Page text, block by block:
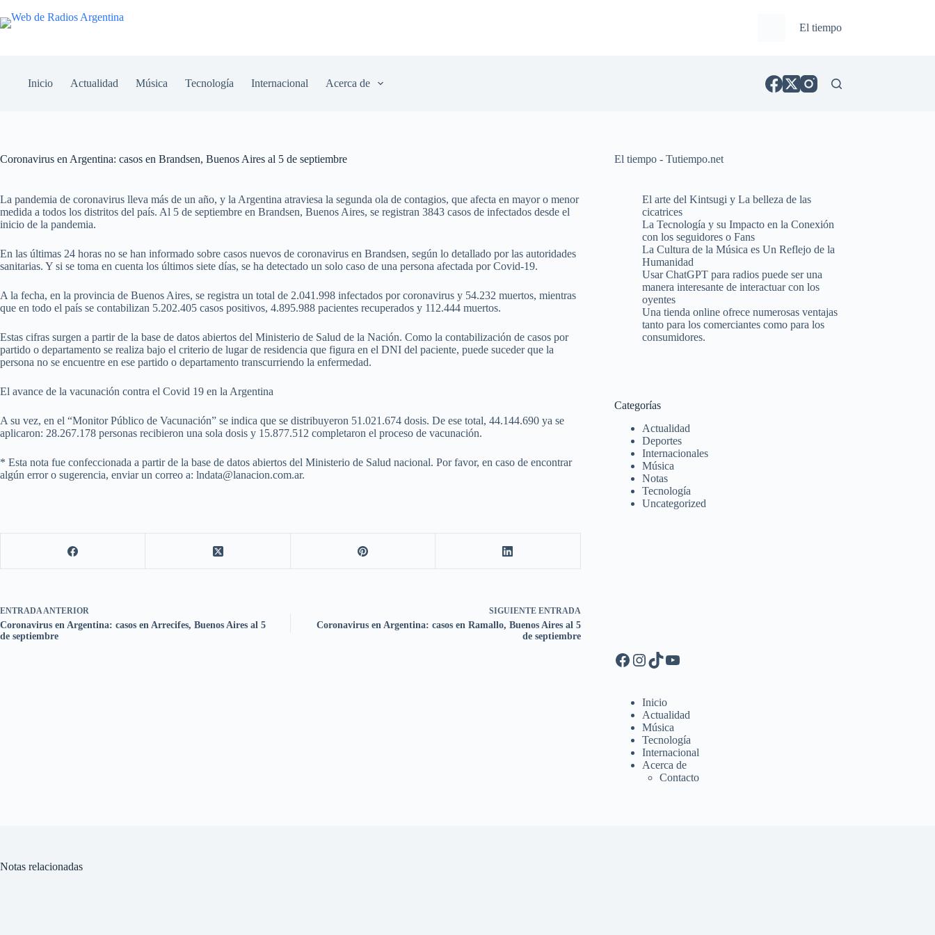
El tiempo
Inicio Actualidad Música Tecnología Internacional Acerca de
Coronavirus en Argentina: casos en Brandsen, Buenos Aires al 5 de septiembre
La pandemia de coronavirus lleva más de un año, y la Argentina atraviesa la segunda ola de contagios, que afecta en mayor o menor
medida a todos los distritos del país. Al 5 de septiembre en Brandsen, Buenos Aires, se registran 3843 casos de infectados desde el
inicio de la pandemia.
En las últimas 24 horas no se han informado sobre casos nuevos de coronavirus en Brandsen, según lo detallado por las autoridades
sanitarias. Y si se toma en cuenta los últimos siete días, se ha detectado un solo caso de una persona afectada por Covid-19.
A la fecha, en la provincia de Buenos Aires, se registra un total de 2.041.998 infectados por coronavirus y 54.232 muertos, mientras
que en todo el país se contabilizan 5.202.405 casos positivos, 4.895.988 pacientes recuperados y 112.444 muertos.
Estas cifras surgen a partir de la base de datos abiertos del Ministerio de Salud de la Nación. Como la contabilización de casos por
partido o departamento se realiza bajo el criterio de lugar de residencia que figura en el DNI del paciente, puede suceder que la
persona no se encuentre en ese partido o departamento transcurriendo la enfermedad.
El avance de la vacunación contra el Covid 19 en la Argentina
A su vez, en el “Monitor Público de Vacunación” se indica que se distribuyeron 51.021.674 dosis. De ese total, 44.144.690 ya se
aplicaron: 28.267.178 personas recibieron una sola dosis y 15.877.512 completaron el proceso de vacunación.
* Esta nota fue confeccionada a partir de la base de datos abiertos del Ministerio de Salud nacional. Por favor, en caso de encontrar
algún error o sugerencia, enviar un correo a: lndata@lanacion.com.ar.
ENTRADAANTERIOR
Coronavirus en Argentina: casos en Arrecifes, Buenos Aires al 5
de septiembre
SIGUIENTE ENTRADA
Coronavirus en Argentina: casos en Ramallo, Buenos Aires al 5
de septiembre
El tiempo - Tutiempo.net
El arte del Kintsugi y La belleza de las
cicatrices
La Tecnología y su Impacto en la Conexión
con los seguidores o Fans
La Cultura de la Música es Un Reflejo de la
Humanidad
Usar ChatGPT para radios puede ser una
manera interesante de interactuar con los
oyentes
Una tienda online ofrece numerosas ventajas
tanto para los comerciantes como para los
consumidores.
Categorías
Actualidad
Deportes
Internacionales
Música
Notas
Tecnología
Uncategorized
Inicio
Actualidad
Música
Tecnología
Internacional
Acerca de
Contacto
Notas relacionadas